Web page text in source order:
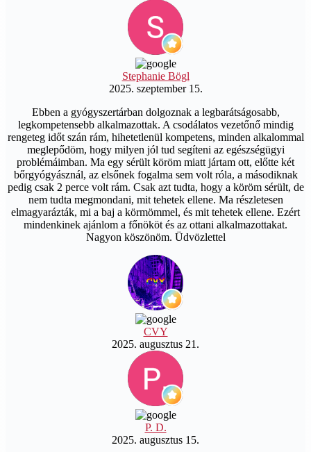
Stephanie Bögl
2025. szeptember 15.
Ebben a gyógyszertárban dolgoznak a legbarátságosabb,
legkompetensebb alkalmazottak. A csodálatos vezetőnő mindig
rengeteg időt szán rám, hihetetlenül kompetens, minden alkalommal
meglepődöm, hogy milyen jól tud segíteni az egészségügyi
problémáimban. Ma egy sérült köröm miatt jártam ott, előtte két
bőrgyógyásznál, az elsőnek fogalma sem volt róla, a másodiknak
pedig csak 2 perce volt rám. Csak azt tudta, hogy a köröm sérült, de
nem tudta megmondani, mit tehetek ellene. Ma részletesen
elmagyarázták, mi a baj a körmömmel, és mit tehetek ellene. Ezért
mindenkinek ajánlom a főnököt és az ottani alkalmazottakat.
Nagyon köszönöm. Üdvözlettel
CVY
2025. augusztus 21.
P. D.
2025. augusztus 15.